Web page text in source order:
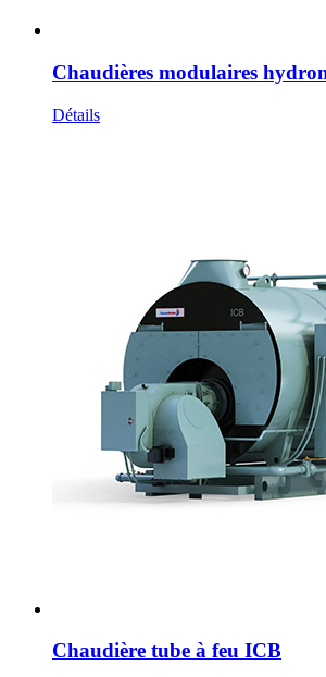
Chaudières modulaires
Détails
Chaudière tube à feu ICB